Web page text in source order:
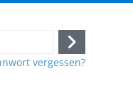
Login
vergessen?